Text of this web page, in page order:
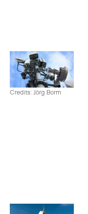
Credits: Jörg Borm